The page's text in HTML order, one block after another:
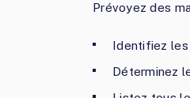
Prévoyez des
Identifiez les
Déterminez